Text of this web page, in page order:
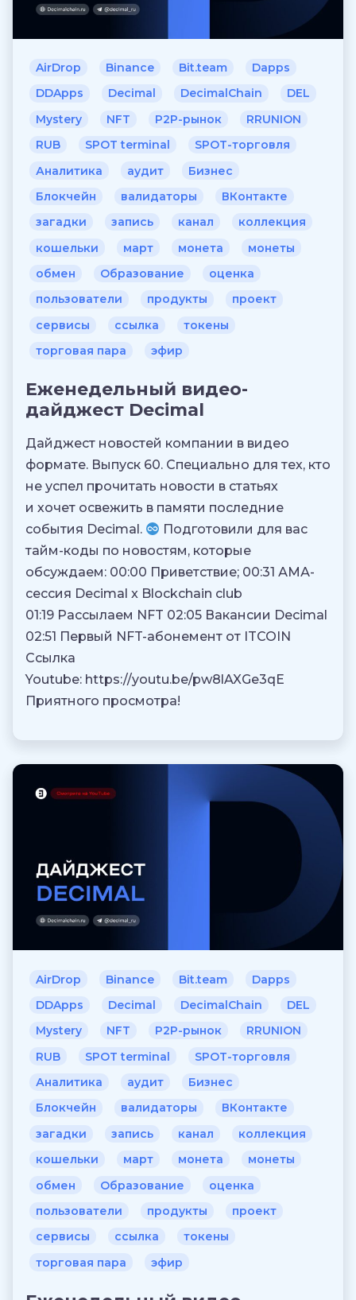
AirDrop Binance Bit.team
Dapps
DDApps
Decimal DecimalChain
DEL
Mystery
NFT P2P-рынок
RRUNION
RUB
SPOT terminal
SPOT-торговля
Аналитика
аудит
Бизнес
Блокчейн
валидаторы
ВКонтакте
загадки
запись канал
коллекция
кошельки
март монета
монеты
обмен
Образование
оценка
пользователи
продукты
проект
сервисы
ссылка
токены
торговая пара
эфир
Еженедельный видео-
дайджест Decimal
Дайджест новостей компании в видео
формате. Выпуск 60. Специально для тех, кто
не успел прочитать новости в статьях
и хочет освежить в памяти последние
события Decimal.
Подготовили для вас
тайм-коды по новостям, которые
обсуждаем: 00:00 Приветствие; 00:31 АМА-
сессия Decimal x Blockchain club
01:19 Рассылаем NFT 02:05 Вакансии Decimal
02:51 Первый NFT-абонемент от ITCOIN
Ссылка
Youtube: https://youtu.be/pw8lAXGe3qE
Приятного просмотра!
AirDrop Binance Bit.team
Dapps
DDApps
Decimal DecimalChain
DEL
Mystery
NFT P2P-рынок
RRUNION
RUB
SPOT terminal
SPOT-торговля
Аналитика
аудит
Бизнес
Блокчейн
валидаторы
ВКонтакте
загадки
запись канал
коллекция
кошельки
март монета
монеты
обмен
Образование
оценка
пользователи
продукты
проект
сервисы
ссылка
токены
торговая пара
эфир